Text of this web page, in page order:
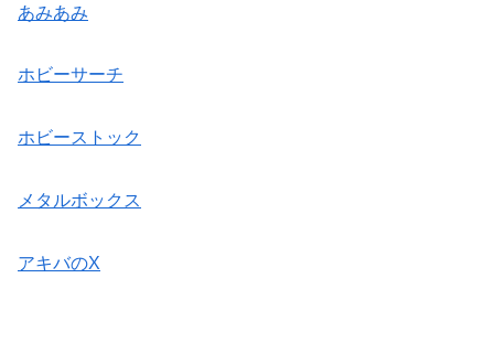
あみあみ
ホビーサーチ
ホビーストック
メタルボックス
アキバのX